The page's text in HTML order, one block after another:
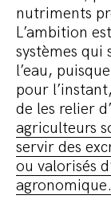
nutriments
L’ambition
systèmes qui
l’eau,
pour
de les relier
agriculteurs
servir des
ou valorisés
agronomique.